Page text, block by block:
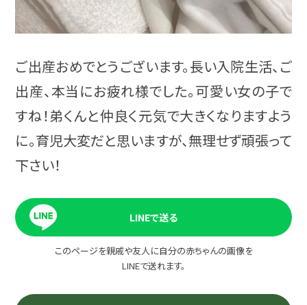
ご出産おめでとうございます。長い入院生活、ご
出産、本当にお疲れ様でした。可愛い女の子で
すね！弟くんと仲良く元気で大きくなりますよう
に。育児大変だと思いますが、無理せず頑張って
下さい！
LINEで送る
このページを親戚や友人に自分の赤ちゃんの画像を
LINEで送れます。